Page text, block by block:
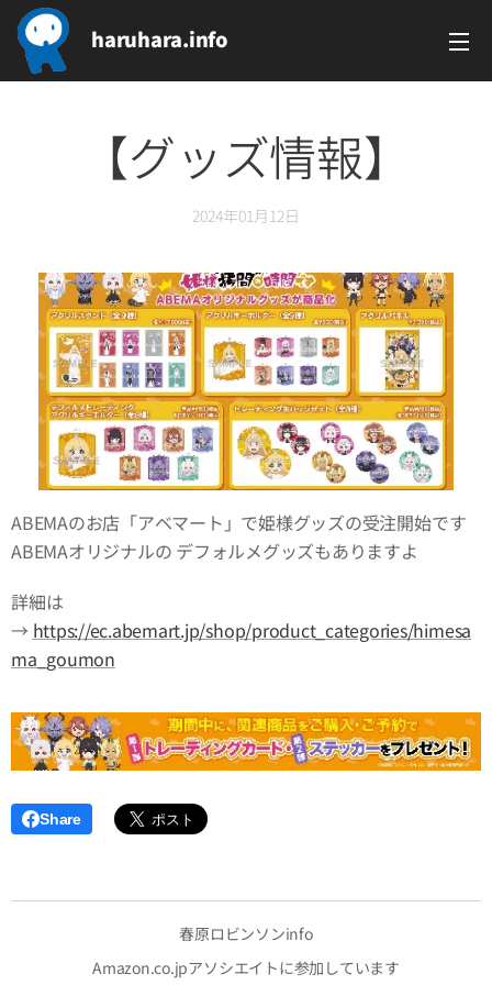
haruhara.info
【グッズ情報】
2024年01月12日
ABEMAのお店「アベマート」で姫様グッズの受注開始です
ABEMAオリジナルの デフォルメグッズもありますよ
詳細は
→ https://ec.abemart.jp/shop/product_categories/himesa
ma_goumon
Share
春原ロビンソンinfo
Amazon.co.jpアソシエイトに参加しています